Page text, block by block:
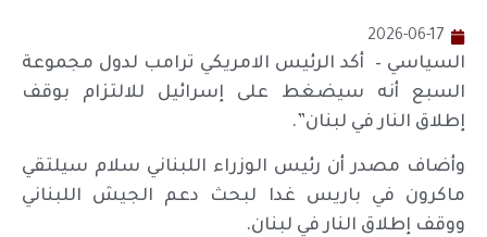
2026-06-17
السياسي – أكد الرئيس الامريكي ترامب لدول مجموعة
السبع أنه سيضغط على إسرائيل للالتزام بوقف
إطلاق النار في لبنان”.
وأضاف مصدر أن رئيس الوزراء اللبناني سلام سيلتقي
ماكرون في باريس غدا لبحث دعم الجيش اللبناني
ووقف إطلاق النار في لبنان.